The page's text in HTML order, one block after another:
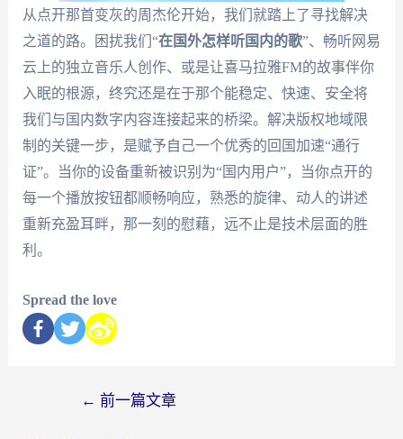
从点开那首变灰的周杰伦开始，我们就踏上了寻找解决
之道的路。困扰我们“在国外怎样听国内的歌”、畅听网易
云上的独立音乐人创作、或是让喜马拉雅FM的故事伴你
入眠的根源，终究还是在于那个能稳定、快速、安全将
我们与国内数字内容连接起来的桥梁。解决版权地域限
制的关键一步，是赋予自己一个优秀的回国加速“通行
证”。当你的设备重新被识别为“国内用户”，当你点开的
每一个播放按钮都顺畅响应，熟悉的旋律、动人的讲述
重新充盈耳畔，那一刻的慰藉，远不止是技术层面的胜
利。
Spread the love
← 前一篇文章